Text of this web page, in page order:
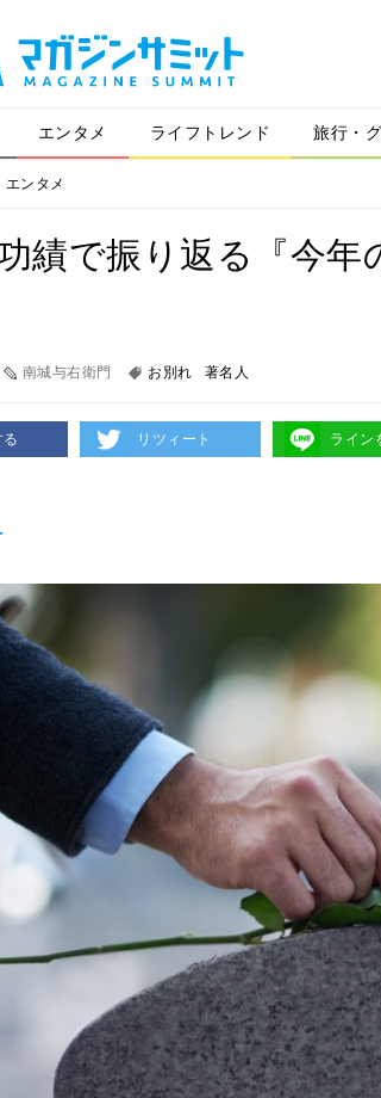
エンタメ ライフトレンド 旅行・
エンタメ
績で振り返る『今
南城与右衛門 お別れ 著名人
リツィート ライン